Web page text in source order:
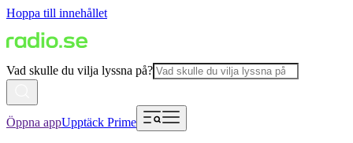
Hoppa till innehållet
Vad skulle du vilja lyssna på?
Öppna appUpptäck Prime